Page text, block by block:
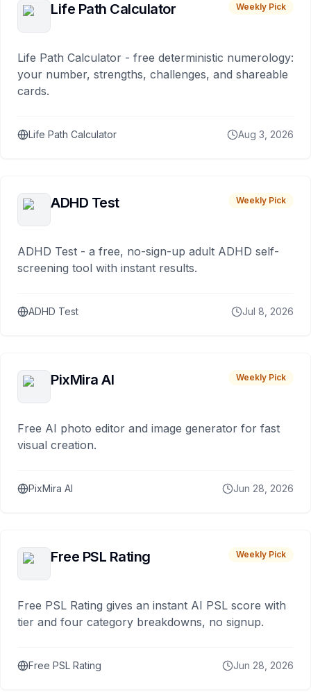
Life Path Calculator Weekly Pick
Life Path Calculator - free deterministic numerology:
your number, strengths, challenges, and shareable
cards.
Life Path Calculator Aug 3, 2026
ADHD Test Weekly Pick
ADHD Test - a free, no-sign-up adult ADHD self-
screening tool with instant results.
ADHD Test Jul 8, 2026
PixMira AI Weekly Pick
Free AI photo editor and image generator for fast
visual creation.
PixMira AI Jun 28, 2026
Free PSL Rating Weekly Pick
Free PSL Rating gives an instant AI PSL score with
tier and four category breakdowns, no signup.
Free PSL Rating Jun 28, 2026